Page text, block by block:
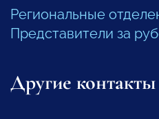
Региональные
Представители за
Другие контакты